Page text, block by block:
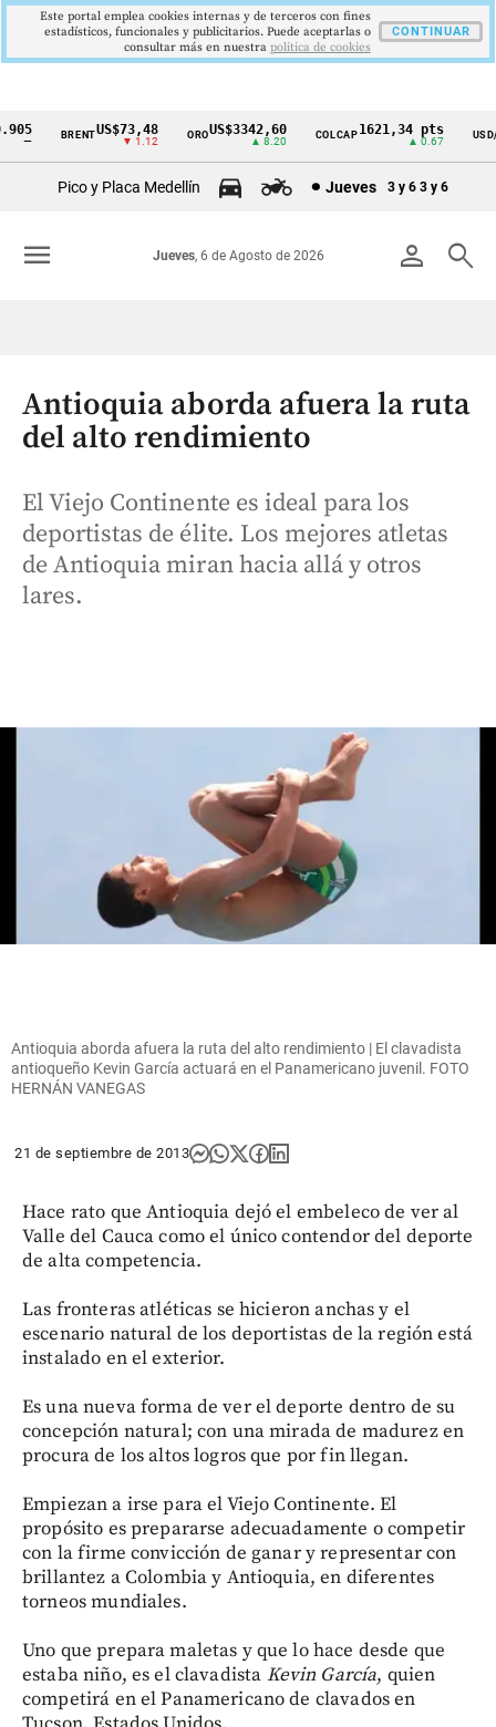
Cintillo
Colombia
BRENTUS$73,48
▼ 1.12
OROUS$3342,60
▲ 8.20
COLCAP1621,34 pts
▲ 0.67
USD/
Pico y Placa Medellín Jueves 3 y 6 3 y 6
person search
Jueves, 6 de Agosto de 2026
menu
Antioquia aborda afuera la ruta
del alto rendimiento
El Viejo Continente es ideal para los
deportistas de élite. Los mejores atletas
de Antioquia miran hacia allá y otros
lares.
Antioquia aborda afuera la ruta del alto rendimiento | El clavadista
antioqueño Kevin García actuará en el Panamericano juvenil. FOTO
HERNÁN VANEGAS
21 de septiembre de 2013
Hace rato que Antioquia dejó el embeleco de ver al
Valle del Cauca como el único contendor del deporte
de alta competencia.
Las fronteras atléticas se hicieron anchas y el
escenario natural de los deportistas de la región está
instalado en el exterior.
Es una nueva forma de ver el deporte dentro de su
concepción natural; con una mirada de madurez en
procura de los altos logros que por fin llegan.
Empiezan a irse para el Viejo Continente. El
propósito es prepararse adecuadamente o competir
con la firme convicción de ganar y representar con
brillantez a Colombia y Antioquia, en diferentes
torneos mundiales.
Uno que prepara maletas y que lo hace desde que
estaba niño, es el clavadista Kevin García, quien
competirá en el Panamericano de clavados en
Este portal emplea cookies internas y de terceros con fines
estadísticos, funcionales y publicitarios. Puede aceptarlas o
consultar más en nuestra politica de cookies
CONTINUAR